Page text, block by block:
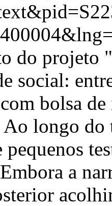
do projeto
social:
bolsa
longo do
pequenos
a